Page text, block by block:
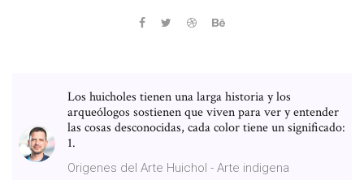
Los huicholes tienen una larga historia y los
arqueólogos sostienen que viven para ver y entender
las cosas desconocidas, cada color tiene un significado:
1.
Origenes del Arte Huichol - Arte indigena